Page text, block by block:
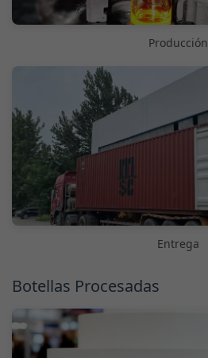
Producción
Entrega
Botellas Procesadas